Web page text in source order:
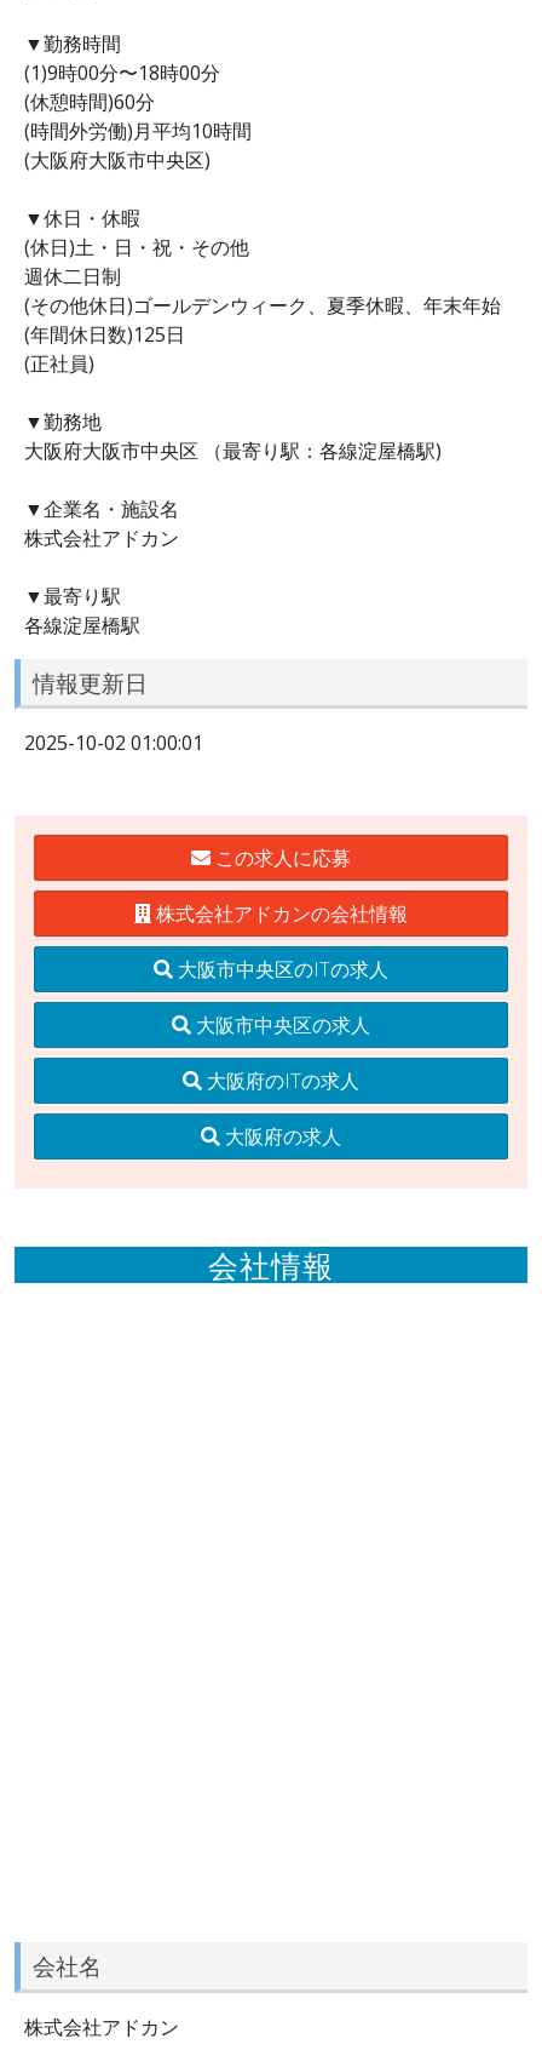
▼勤務時間
(1)9時00分〜18時00分
(休憩時間)60分
(時間外労働)月平均10時間
(大阪府大阪市中央区)
▼休日・休暇
(休日)土・日・祝・その他
週休二日制
(その他休日)ゴールデンウィーク、夏季休暇、年末年始
(年間休日数)125日
(正社員)
▼勤務地
大阪府大阪市中央区 （最寄り駅：各線淀屋橋駅)
▼企業名・施設名
株式会社アドカン
▼最寄り駅
各線淀屋橋駅
情報更新日
2025-10-02 01:00:01
この求人に応募
株式会社アドカンの会社情報
大阪市中央区のITの求人
大阪市中央区の求人
大阪府のITの求人
大阪府の求人
会社情報
会社名
株式会社アドカン